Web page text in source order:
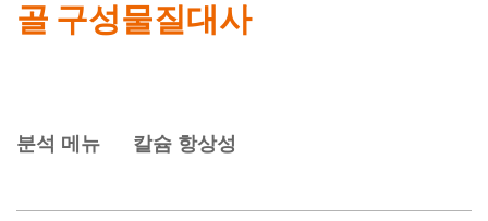
골 구성물질대사
분석 메뉴 칼슘 항상성